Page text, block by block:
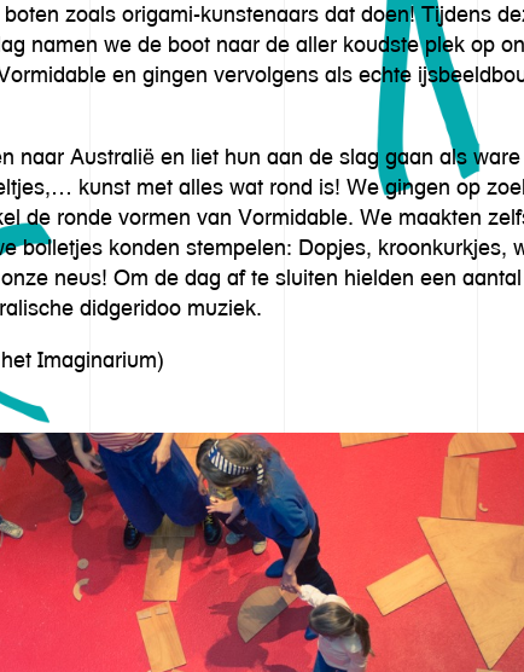
zoals origami-kunstenaars dat doen! Tijdens
namen we de boot naar de aller koudste plek op
en gingen vervolgens als echte
naar Australië en liet hun aan de slag gaan als
kunst met alles wat rond is! We gingen op
de ronde vormen van Vormidable. We maakten
bolletjes konden stempelen: Dopjes, kroonkurkjes,
neus! Om de dag af te sluiten hielden een
didgeridoo muziek.
Imaginarium)